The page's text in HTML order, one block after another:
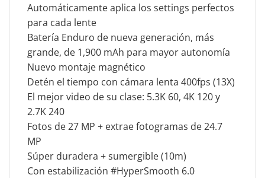
Automáticamente aplica los settings perfectos
para cada lente
Batería Enduro de nueva generación, más
grande, de 1,900 mAh para mayor autonomía
Nuevo montaje magnético
Detén el tiempo con cámara lenta 400fps (13X)
El mejor video de su clase: 5.3K 60, 4K 120 y
2.7K 240
Fotos de 27 MP + extrae fotogramas de 24.7
MP
Súper duradera + sumergible (10m)
Con estabilización #HyperSmooth 6.0